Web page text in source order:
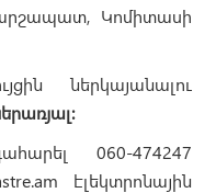
Կոմիտասի
ներկայանալու
060-474247
էլեկտրոնային